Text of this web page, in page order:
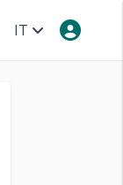
IT